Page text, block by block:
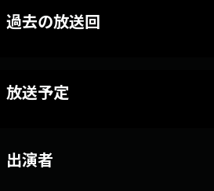
過去の放送回
放送予定
出演者